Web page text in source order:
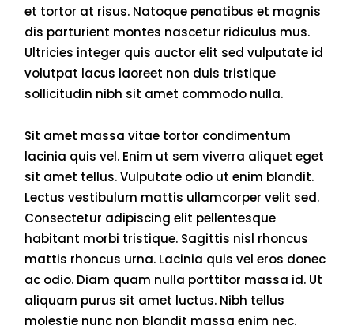
et tortor at risus. Natoque penatibus et magnis
dis parturient montes nascetur ridiculus mus.
Ultricies integer quis auctor elit sed vulputate id
volutpat lacus laoreet non duis tristique
sollicitudin nibh sit amet commodo nulla.
Sit amet massa vitae tortor condimentum
lacinia quis vel. Enim ut sem viverra aliquet eget
sit amet tellus. Vulputate odio ut enim blandit.
Lectus vestibulum mattis ullamcorper velit sed.
Consectetur adipiscing elit pellentesque
habitant morbi tristique. Sagittis nisl rhoncus
mattis rhoncus urna. Lacinia quis vel eros donec
ac odio. Diam quam nulla porttitor massa id. Ut
aliquam purus sit amet luctus. Nibh tellus
molestie nunc non blandit massa enim nec.